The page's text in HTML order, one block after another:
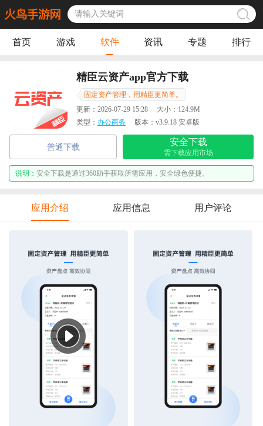
首页 游戏 软件 资讯 专题 排行
精臣云资产app官方下载
固定资产管理，用精臣更简单。
更新： 2026-07-29 15:28 大小： 124.9M
类型： 办公商务 版本： v3.9.18 安卓版
普通下载
安全下载
需下载应用市场
说明： 安全下载是通过360助手获取所需应用，安全绿色便捷。
应用介绍 应用信息 用户评论